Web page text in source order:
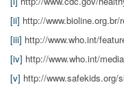
[ii] http://www.bioline.org.br/
[iii] http://www.who.int/
[iv] http://www.who.int/
[v] http://www.safekids.org/